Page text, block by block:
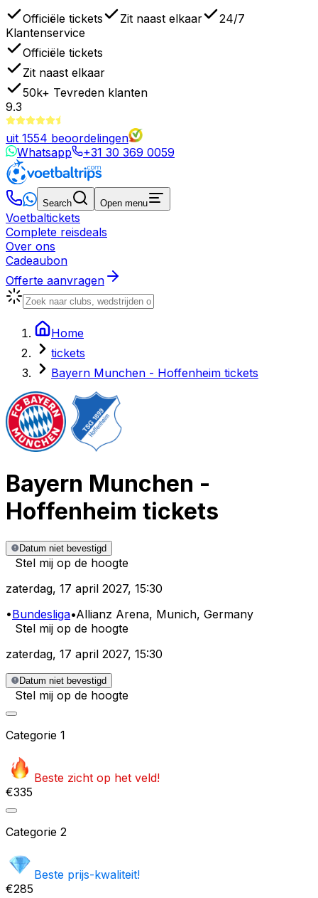
Officiële tickets Zit naast elkaar
24/7
Klantenservice
Officiële tickets
Zit naast elkaar
50k+ Tevreden klanten
9.3
uit 1554 beoordelingen
Whatsapp
+31 30 369 0059
Search Open menu
Voetbaltickets
Complete reisdeals
Over ons
Cadeaubon
Offerte aanvragen
Home
tickets
Bayern Munchen - Hoffenheim tickets
Bayern Munchen -
Hoffenheim tickets
Datum niet bevestigd
Stel mij op de hoogte
zaterdag, 17 april 2027, 15:30
•Bundesliga•Allianz Arena, Munich, Germany
Stel mij op de hoogte
zaterdag, 17 april 2027, 15:30
Datum niet bevestigd
Stel mij op de hoogte
Categorie 1
Beste zicht op het veld!
€335
Categorie 2
Beste prijs-kwaliteit!
€285